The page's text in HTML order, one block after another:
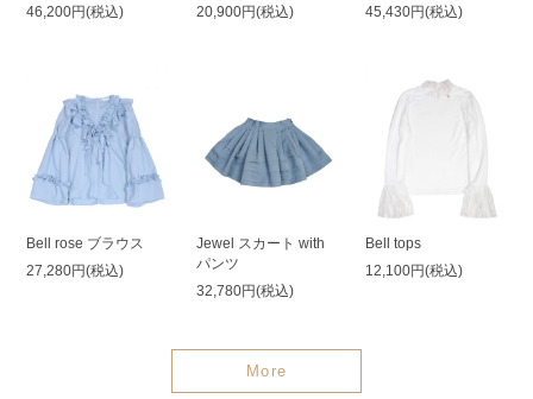
46,200円(税込)
20,900円(税込)
45,430円(税込)
Bell rose ブラウス
27,280円(税込)
Jewel スカート with
パンツ
32,780円(税込)
Bell tops
12,100円(税込)
More